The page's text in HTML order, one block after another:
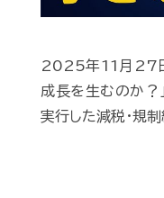
2025年11月27日
成長を生むのか？
実行した減税・規